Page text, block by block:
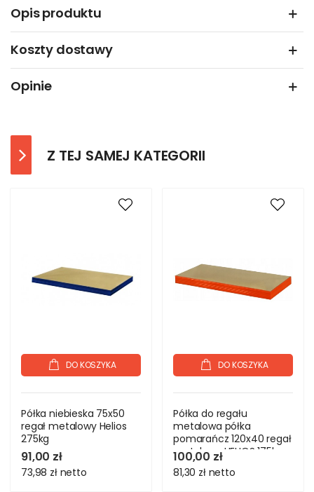
Opis produktu
Koszty dostawy
Opinie
Z TEJ SAMEJ KATEGORII
DO KOSZYKA
Półka niebieska 75x50
regał metalowy Helios
275kg
91,00 zł
73,98 zł netto
DO KOSZYKA
Półka do regału
metalowa półka
pomarańcz 120x40 regał
metalowy HELIOS 175kg
100,00 zł
81,30 zł netto